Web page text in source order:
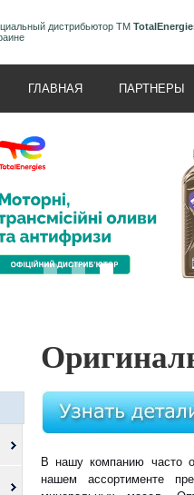
дистрибьютор ТМ
ГЛАВНАЯ ПАРТНЕРЫ
В нашу компанию часто
нашем ассортименте